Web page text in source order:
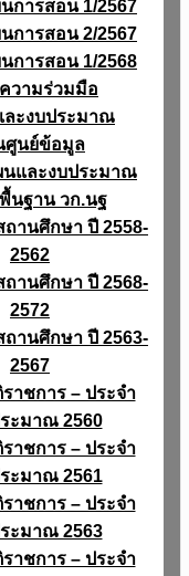
นการสอน 1/2567
นการสอน 2/2567
นการสอน 1/2568
ความร่วมมือ
ละงบประมาณ
ศูนย์ข้อมูล
นและงบประมาณ
นฐาน วก.นฐ
านศึกษา ปี 2558-
2562
านศึกษา ปี 2568-
2572
านศึกษา ปี 2563-
2567
าชการ – ประจำ
ะมาณ 2560
าชการ – ประจำ
ะมาณ 2561
าชการ – ประจำ
ะมาณ 2563
าชการ – ประจำ